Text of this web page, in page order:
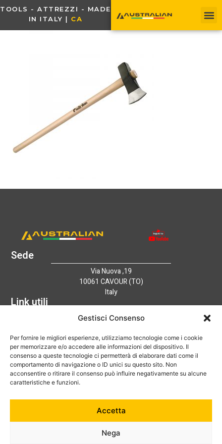
Gestisci Consenso
Per fornire le migliori esperienze, utilizziamo tecnologie come i cookie
per memorizzare e/o accedere alle informazioni del dispositivo. Il
consenso a queste tecnologie ci permetterà di elaborare dati come il
comportamento di navigazione o ID unici su questo sito. Non
acconsentire o ritirare il consenso può influire negativamente su alcune
caratteristiche e funzioni.
Accetta
Nega
TOOLS - ATTREZZI - MADE
IN ITALY | CA
Sede
Via Nuova ,19
10061 CAVOUR (TO)
Italy
Link utili
Home
Catalogo
Tecnologia
News
Contatti
Hai bisogno di aiuto?
+39 0121 600752
info@australian-srl.com